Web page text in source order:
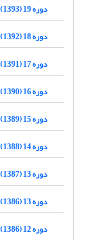
دوره 19 (1393)
دوره 18 (1392)
دوره 17 (1391)
دوره 16 (1390)
دوره 15 (1389)
دوره 14 (1388)
دوره 13 (1387)
دوره 13 (1386)
دوره 12 (1386)